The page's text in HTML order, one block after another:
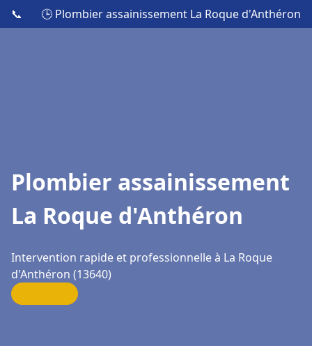
📞 🕒 Plombier assainissement La Roque d'Anthéron
Plombier assainissement
La Roque d'Anthéron
Intervention rapide et professionnelle à La Roque
d'Anthéron (13640)